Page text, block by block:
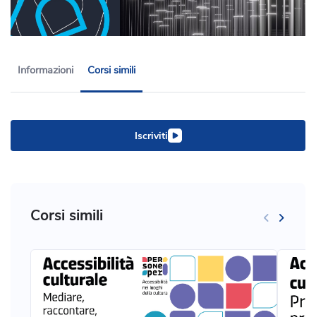
Informazioni Corsi simili
Iscriviti
Corsi simili